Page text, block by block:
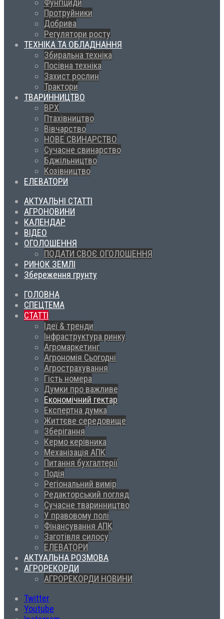
Фунгіциди
Протруйники
Добрива
Регулятори росту
ТЕХНІКА ТА ОБЛАДНАННЯ
Збиральна техніка
Посівна техніка
Захист рослин
Трактори
ТВАРИННИЦТВО
ВРХ
Птахівництво
Вівчарство
НОВЕ СВИНАРСТВО
Сучасне свинарство
Бджільництво
Козівництво
ЕЛЕВАТОРИ
АКТУАЛЬНІ СТАТТІ
АГРОНОВИНИ
КАЛЕНДАР
ВІДЕО
ОГОЛОШЕННЯ
ПОДАТИ СВОЄ ОГОЛОШЕННЯ
РИНОК ЗЕМЛІ
Збереження грунту
ГОЛОВНА
СПЕЦТЕМА
СТАТТІ
Ідеї & тренди
Інфраструктура ринку
Агромаркетинг
Агрономія Сьогодні
Агрострахування
Гість номера
Думки про важливе
Економічний гектар
Експертна думка
Життєве середовище
Зберігання
Кермо керівника
Механізація АПК
Питання бухгалтерії
Подія
Регіональний вимір
Редакторський погляд
Сучасне тваринництво
У правовому полі
Фінансування АПК
Заготівля силосу
ЕЛЕВАТОРИ
АКТУАЛЬНА РОЗМОВА
АГРОРЕКОРДИ
АГРОРЕКОРДИ НОВИНИ
Twitter
Youtube